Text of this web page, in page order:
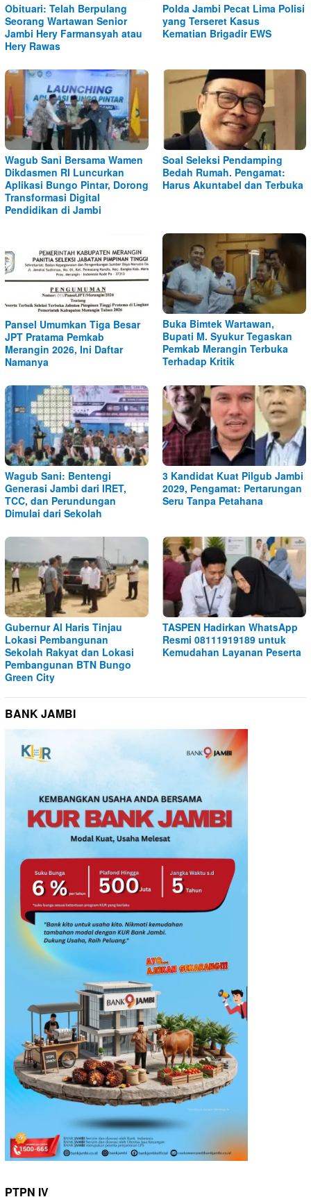
Obituari: Telah Berpulang
Seorang Wartawan Senior
Jambi Hery Farmansyah atau
Hery Rawas
Polda Jambi Pecat Lima Polisi
yang Terseret Kasus
Kematian Brigadir EWS
Wagub Sani Bersama Wamen
Dikdasmen RI Luncurkan
Aplikasi Bungo Pintar, Dorong
Transformasi Digital
Pendidikan di Jambi
Soal Seleksi Pendamping
Bedah Rumah. Pengamat:
Harus Akuntabel dan Terbuka
Pansel Umumkan Tiga Besar
JPT Pratama Pemkab
Merangin 2026, Ini Daftar
Namanya
Buka Bimtek Wartawan,
Bupati M. Syukur Tegaskan
Pemkab Merangin Terbuka
Terhadap Kritik
Wagub Sani: Bentengi
Generasi Jambi dari IRET,
TCC, dan Perundungan
Dimulai dari Sekolah
3 Kandidat Kuat Pilgub Jambi
2029, Pengamat: Pertarungan
Seru Tanpa Petahana
Gubernur Al Haris Tinjau
Lokasi Pembangunan
Sekolah Rakyat dan Lokasi
Pembangunan BTN Bungo
Green City
TASPEN Hadirkan WhatsApp
Resmi 08111919189 untuk
Kemudahan Layanan Peserta
BANK JAMBI
PTPN IV